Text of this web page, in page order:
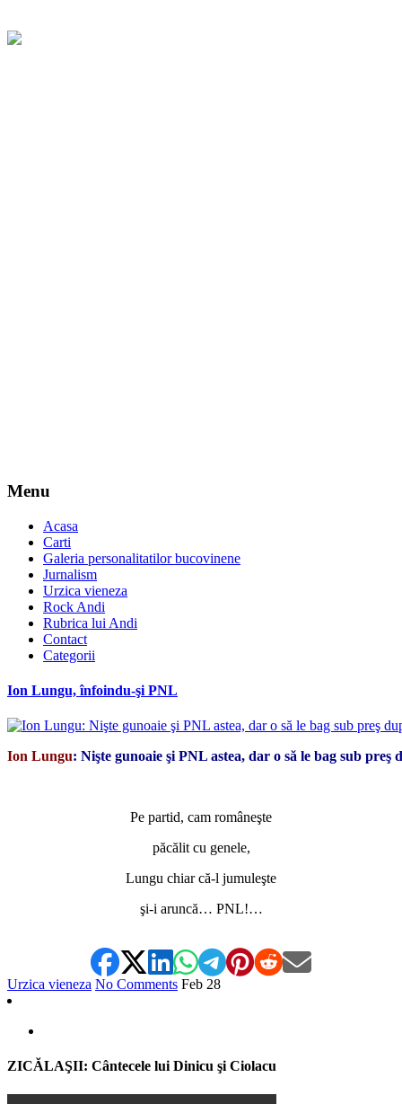
Menu
Acasa
Carti
Galeria personalitatilor bucovinene
Jurnalism
Urzica vieneza
Rock Andi
Rubrica lui Andi
Contact
Categorii
Ion Lungu, înfoindu-şi PNL
Ion Lungu: Nişte gunoaie şi PNL astea, dar o să le bag sub preş
Pe partid, cam româneşte
păcălit cu genele,
Lungu chiar că-l jumuleşte
şi-i aruncă… PNL!…
Urzica vieneza No Comments Feb 28
ZICĂLAŞII: Cântecele lui Dinicu şi Ciolacu